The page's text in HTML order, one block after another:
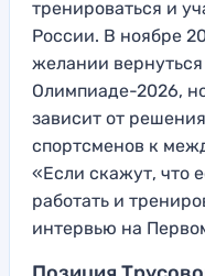
тренироваться и
России. В ноябре
желании
Олимпиаде-2026,
зависит от
спортсменов к
«Если скажут, что
работать и
интервью на